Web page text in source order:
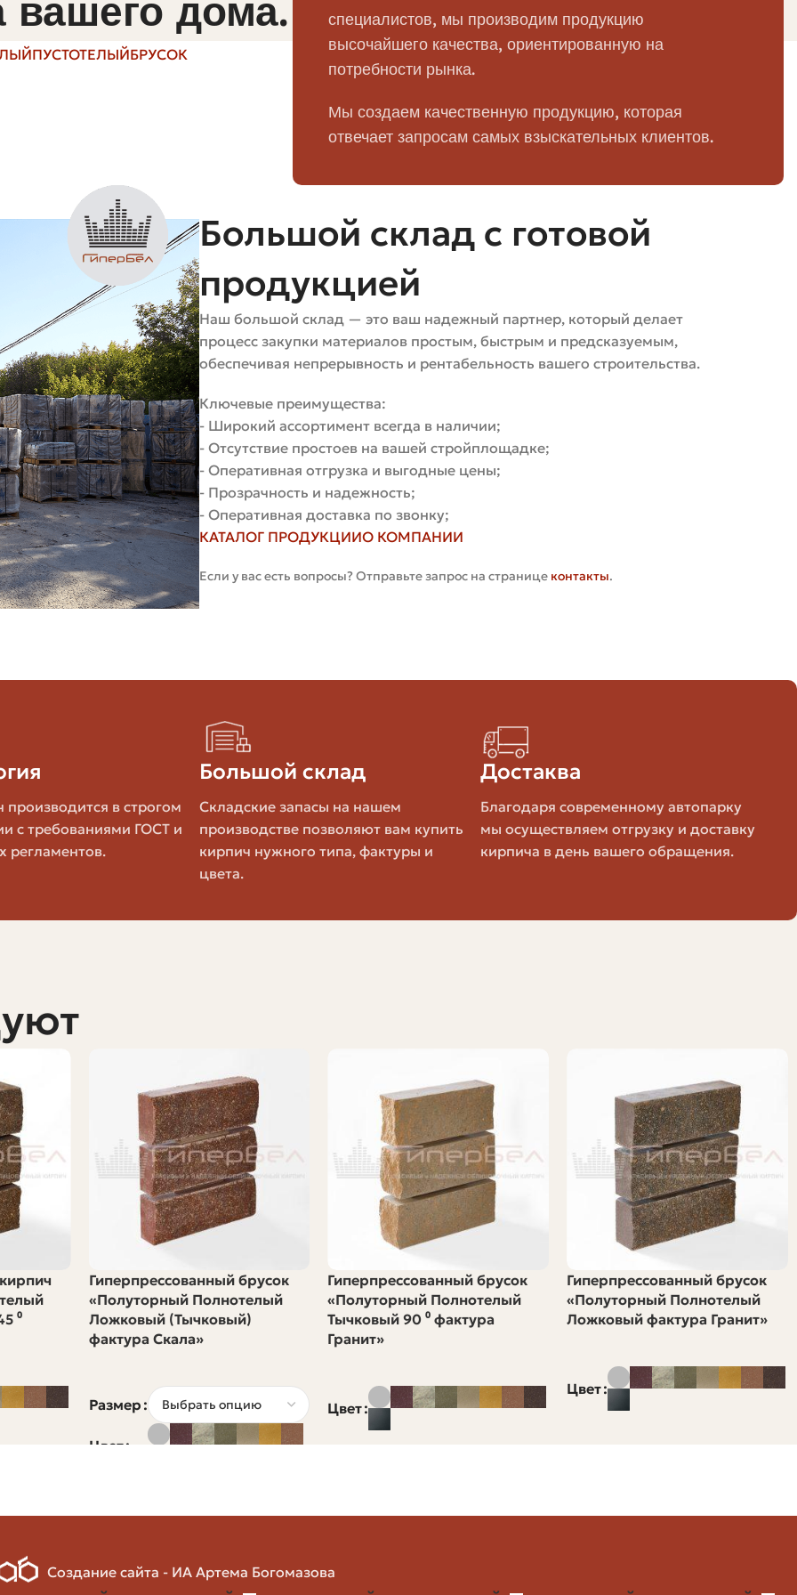
сочетание нескольких штук может сделать угол дома или камин намного интереснее.
но хрупкий при механических ударах. Часто покупается поштучно для ремонта топки или
Но есть полуторный, евроразмеры, узкие декоративные. При покупке поштучно уточняйте точные
на объекте.
текстура, хорошая морозостойкость Несущее стены, фасады, реставрация
меньше расход раствора Стены, перегородки, когда важна экономия массы
серый цвет, высокая звукопоглощающая способность Перегородки, внутренние стены
разнообразие оттенков и фактур Фасады, элементы декора
Это поможет не упустить важное и не купить неподходящий материал.
фартук, печь.
или силикатный.
элементами была аккуратной.
наружная.
особенно это важно для лицевого кирпича.
брака и сроки возврата.
легко. Лучше рассчитать с запасом и продумать, покупать ли запас поштучно или сразу палету.
проще использовать формулу:
кирпича с учётом шва, плюс запас 5-10% на обрезки и брак.
Пример
2,5 м
6 м
15 м²
15 / 0,019 ≈ 790 шт
сначала взять 50-100 штук на пробу, затем, если всё подходит, докупить оставшееся. Так вы уменьшаете
вашего дома.
ПУСТОТЕЛЫЙБРУСОК
специалистов, мы производим продукцию
высочайшего качества, ориентированную на
потребности рынка.
Мы создаем качественную продукцию, которая
отвечает запросам самых взыскательных клиентов.
Большой склад с готовой
продукцией
Наш большой склад — это ваш надежный партнер, который делает
процесс закупки материалов простым, быстрым и предсказуемым,
обеспечивая непрерывность и рентабельность вашего строительства.
Ключевые преимущества:
- Широкий ассортимент всегда в наличии;
- Отсутствие простоев на вашей стройплощадке;
- Оперативная отгрузка и выгодные цены;
- Прозрачность и надежность;
- Оперативная доставка по звонку;
КАТАЛОГ ПРОДУКЦИИО КОМПАНИИ
Если у вас есть вопросы? Отправьте запрос на странице контакты.
в строгом
с требованиями ГОСТ и
регламентов.
Большой склад
Складские запасы на нашем
производстве позволяют вам купить
кирпич нужного типа, фактуры и
цвета.
Достаква
Благодаря современному автопарку
мы осуществляем отгрузку и доставку
кирпича в день вашего обращения.
⁰
Гиперпрессованный брусок
«Полуторный Полнотелый
Ложковый (Тычковый)
фактура Скала»
Размер
Цвет
Гиперпрессованный брусок
«Полуторный Полнотелый
Тычковый 90 ⁰ фактура
Гранит»
Цвет
Гиперпрессованный брусок
«Полуторный Полнотелый
Ложковый фактура Гранит»
Цвет
Создание сайта - ИА Артема Богомазова